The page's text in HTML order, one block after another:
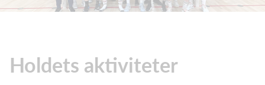
Holdets aktiviteter